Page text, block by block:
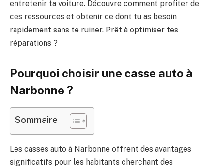
entretenir ta voiture. Découvre comment profiter de
ces ressources et obtenir ce dont tu as besoin
rapidement sans te ruiner. Prêt à optimiser tes
réparations ?
Pourquoi choisir une casse auto à
Narbonne ?
Sommaire
Les casses auto à Narbonne offrent des avantages
significatifs pour les habitants cherchant des